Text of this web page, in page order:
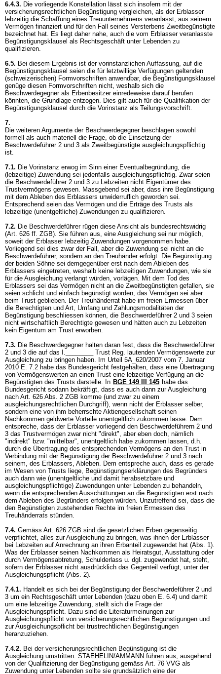
6.4.3. Die vorliegende Konstellation lässt sich insofern mit der
versicherungsrechtlichen Begünstigung vergleichen, als der Erblasser
lebzeitig die Schaffung eines Treuunternehmens veranlasst, aus seinem
Vermögen finanziert und für den Fall seines Versterbens Zweitbegünstigte
bezeichnet hat. Es liegt daher nahe, auch die vom Erblasser veranlasste
Begünstigungsklausel als Rechtsgeschäft unter Lebenden zu
qualifizieren.
6.5. Bei diesem Ergebnis ist der vorinstanzlichen Auffassung, auf die
Begünstigungsklausel seien die für letztwillige Verfügungen geltenden
(schweizerischen) Formvorschriften anwendbar, die Begünstigungsklausel
genüge diesen Formvorschriften nicht, weshalb sich die
Beschwerdegegner als Erbenbesitzer einredeweise darauf berufen
könnten, die Grundlage entzogen. Dies gilt auch für die Qualifikation der
Begünstigungsklausel durch die Vorinstanz als Teilungsvorschrift.
7.
Die weiteren Argumente der Beschwerdegegner beschlagen sowohl
formell als auch materiell die Frage, ob die Einsetzung der
Beschwerdeführer 2 und 3 als Zweitbegünstigte ausgleichungspflichtig
ist.
7.1. Die Vorinstanz erwog im Sinn einer Eventualbegründung, die
(lebzeitige) Zuwendung sei jedenfalls ausgleichungspflichtig. Zwar seien
die Beschwerdeführer 2 und 3 zu Lebzeiten nicht Eigentümer des
Trustvermögens gewesen. Massgebend sei aber, dass ihre Begünstigung
mit dem Ableben des Erblassers unwiderruflich geworden sei.
Entsprechend seien das Vermögen und die Erträge des Trusts als
lebzeitige (unentgeltliche) Zuwendungen zu qualifizieren.
7.2. Die Beschwerdeführer rügen diese Ansicht als bundesrechtswidrig
(Art. 626 ff. ZGB). Sie führen aus, eine Ausgleichung sei nur möglich,
soweit der Erblasser lebzeitig Zuwendungen vorgenommen habe.
Vorliegend sei dies zwar der Fall, aber die Zuwendung sei nicht an die
Beschwerdeführer, sondern an den Treuhänder erfolgt. Die Begünstigung
der beiden Söhne sei demgegenüber erst nach dem Ableben des
Erblassers eingetreten, weshalb keine lebzeitigen Zuwendungen, wie sie
für die Ausgleichung verlangt würden, vorlägen. Mit dem Tod des
Erblassers sei das Vermögen nicht an die Zweitbegünstigten gefallen, sie
seien schlicht und einfach begünstigt worden, das Vermögen sei aber
beim Trust geblieben. Der Treuhänderrat habe im freien Ermessen über
die Berechtigten und Art, Umfang und Zahlungsmodalitäten der
Begünstigung beschliessen können, die Beschwerdeführer 2 und 3 seien
nicht wirtschaftlich Berechtigte gewesen und hätten auch zu Lebzeiten
kein Eigentum am Trust erworben.
7.3. Die Beschwerdegegner halten daran fest, dass die Beschwerdeführer
2 und 3 die auf das I.________ Trust Reg. lautenden Vermögenswerte zur
Ausgleichung zu bringen haben. Im Urteil 5A_620/2007 vom 7. Januar
2010 E. 7.2 habe das Bundesgericht festgehalten, dass eine Übertragung
von Vermögenswerten an einen Trust eine lebzeitige Verfügung an die
Begünstigten des Trusts darstelle. In BGE 149 III 145 habe das
Bundesgericht sodann bekräftigt, dass es auch dann zur Ausgleichung
nach Art. 626 Abs. 2 ZGB komme (und zwar zu einem
ausgleichungsrechtlichen Durchgriff), wenn nicht der Erblasser selber,
sondern eine von ihm beherrschte Aktiengesellschaft seinen
Nachkommen geldwerte Vorteile unentgeltlich zukommen lasse. Dem
entspreche, dass der Erblasser vorliegend den Beschwerdeführern 2 und
3 das Trustvermögen zwar nicht "direkt", aber eben doch, nämlich
"indirekt" bzw. "mittelbar", unentgeltlich habe zukommen lassen, d.h.
durch die Übertragung des entsprechenden Vermögens an den Trust in
Verbindung mit der Begünstigung der Beschwerdeführer 2 und 3 nach
seinem, des Erblassers, Ableben. Dem entspreche auch, dass es gerade
im Wesen von Trusts liege, Begünstigungserklärungen des Begründers
auch dann wie (unentgeltliche und damit herabsetzbare und
ausgleichungspflichtige) Zuwendungen unter Lebenden zu behandeln,
wenn die entsprechenden Ausschüttungen an die Begünstigten erst nach
dem Ableben des Begründers erfolgen würden. Unzutreffend sei, dass die
den Begünstigten zustehenden Rechte im freien Ermessen des
Treuhänderrats stünden.
7.4. Gemäss Art. 626 ZGB sind die gesetzlichen Erben gegenseitig
verpflichtet, alles zur Ausgleichung zu bringen, was ihnen der Erblasser
bei Lebzeiten auf Anrechnung an ihren Erbanteil zugewendet hat (Abs. 1).
Was der Erblasser seinen Nachkommen als Heiratsgut, Ausstattung oder
durch Vermögensabtretung, Schulderlass u. dgl. zugewendet hat, steht,
sofern der Erblasser nicht ausdrücklich das Gegenteil verfügt, unter der
Ausgleichungspflicht (Abs. 2).
7.4.1. Handelt es sich bei der Begünstigung der Beschwerdeführer 2 und
3 um ein Rechtsgeschäft unter Lebenden (dazu oben E. 6.4) und damit
um eine lebzeitige Zuwendung, stellt sich die Frage der
Ausgleichungspflicht. Dazu sind die Literaturmeinungen zur
Ausgleichungspflicht von versicherungsrechtlichen Begünstigungen und
zur Ausgleichungspflicht bei trustrechtlichen Begünstigungen
heranzuziehen.
7.4.2. Bei der versicherungsrechtlichen Begünstigung ist die
Ausgleichung umstritten. STAEHELIN/AMMANN führen aus, ausgehend
von der Qualifizierung der Begünstigung gemäss Art. 76 VVG als
Zuwendung unter Lebenden sollte sie grundsätzlich eine der